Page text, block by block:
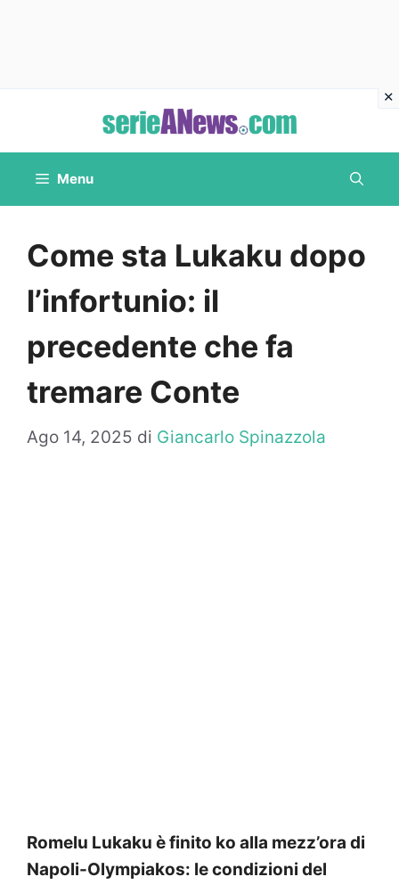
contenuto
Menu
Come sta Lukaku dopo
l’infortunio: il
precedente che fa
tremare Conte
Ago 14, 2025 di Giancarlo Spinazzola
Romelu Lukaku è finito ko alla mezz’ora di
Napoli-Olympiakos: le condizioni del